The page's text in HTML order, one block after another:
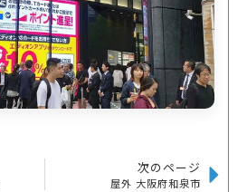
次のページ
屋外 大阪府和泉市